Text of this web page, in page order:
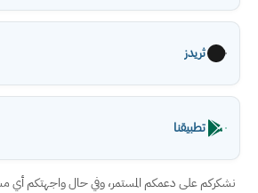
ثريدز
تطبيقنا
نشكركم على دعمكم المستمر، وفي حال واجهتكم أي